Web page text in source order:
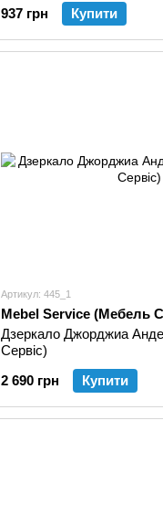
937 грн Купити
Артикул: 445_1
Mebel Service (Мебель
Дзеркало Джорджиа
Сервіс)
2 690 грн
Купити